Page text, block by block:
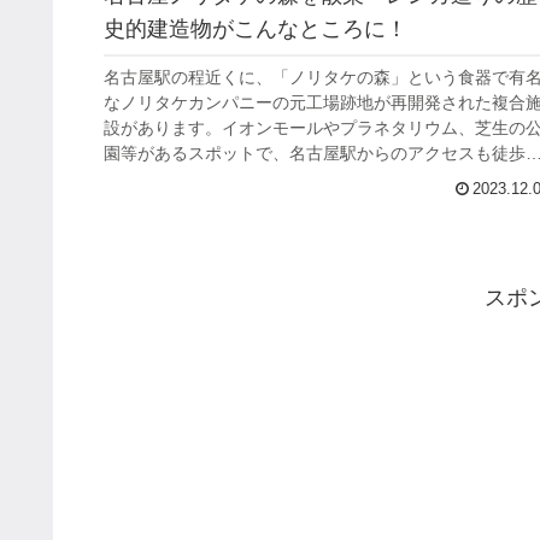
史的建造物がこんなところに！
名古屋駅の程近くに、「ノリタケの森」という食器で有名
なノリタケカンパニーの元工場跡地が再開発された複合
設があります。イオンモールやプラネタリウム、芝生の
園等があるスポットで、名古屋駅からのアクセスも徒歩圏
内。先日そのプラネタリウムに行く機会がありましたの
スポ